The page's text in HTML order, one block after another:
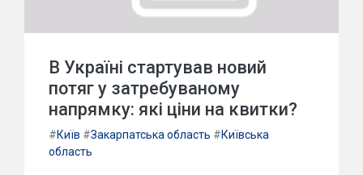
В Україні стартував новий
потяг у затребуваному
напрямку: які ціни на квитки?
#Київ #Закарпатська область #Київська
область